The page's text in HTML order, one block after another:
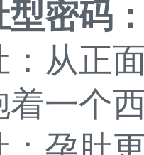
型密码
正面
着一个